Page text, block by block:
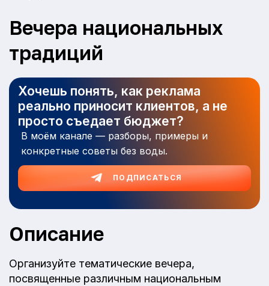
Вечера национальных
традиций
Хочешь понять, как реклама
реально приносит клиентов, а не
просто съедает бюджет?
В моём канале — разборы, примеры и
конкретные советы без воды.
ПОДПИСАТЬСЯ
Описание
Организуйте тематические вечера,
посвященные различным национальным